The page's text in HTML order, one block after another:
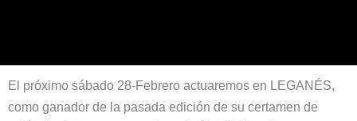
El próximo sábado 28-Febrero actuaremos en LEGANÉS,
como ganador de la pasada edición de su certamen de